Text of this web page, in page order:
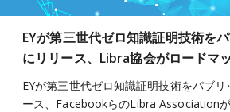
EYが第三世代ゼロ知識証明技術を
にリリース、Libra協会がロードマ
EYが第三世代ゼロ知識証明技術をパブ
ース、FacebookらのLibra Association